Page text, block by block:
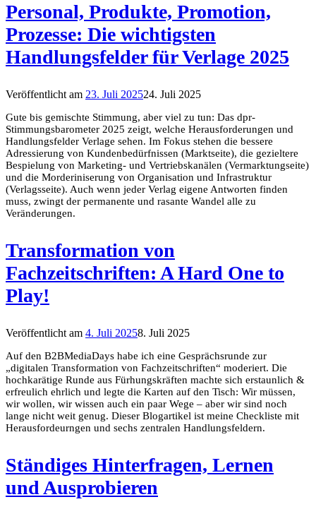
Personal, Produkte, Promotion,
Prozesse: Die wichtigsten
Handlungsfelder für Verlage 2025
Veröffentlicht am 23. Juli 202524. Juli 2025
Gute bis gemischte Stimmung, aber viel zu tun: Das dpr-
Stimmungsbarometer 2025 zeigt, welche Herausforderungen und
Handlungsfelder Verlage sehen. Im Fokus stehen die bessere
Adressierung von Kundenbedürfnissen (Marktseite), die gezieltere
Bespielung von Marketing- und Vertriebskanälen (Vermarktungseite)
und die Morderiniserung von Organisation und Infrastruktur
(Verlagsseite). Auch wenn jeder Verlag eigene Antworten finden
muss, zwingt der permanente und rasante Wandel alle zu
Veränderungen.
Transformation von
Fachzeitschriften: A Hard One to
Play!
Veröffentlicht am 4. Juli 20258. Juli 2025
Auf den B2BMediaDays habe ich eine Gesprächsrunde zur
„digitalen Transformation von Fachzeitschriften“ moderiert. Die
hochkarätige Runde aus Fürhungskräften machte sich erstaunlich &
erfreulich ehrlich und legte die Karten auf den Tisch: Wir müssen,
wir wollen, wir wissen auch ein paar Wege – aber wir sind noch
lange nicht weit genug. Dieser Blogartikel ist meine Checkliste mit
Herausfordeurngen und sechs zentralen Handlungsfeldern.
Ständiges Hinterfragen, Lernen
und Ausprobieren